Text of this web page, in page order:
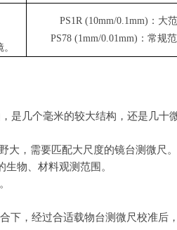
PS1R (10mm/0.1mm) ：大
PS78 (1mm/0.01mm) ：常规
是几个毫米的较大结构，还是几十
大，需要匹配大尺度的镜台测微尺。
物、材料观测范围。
下，经过合适载物台测微尺校准后